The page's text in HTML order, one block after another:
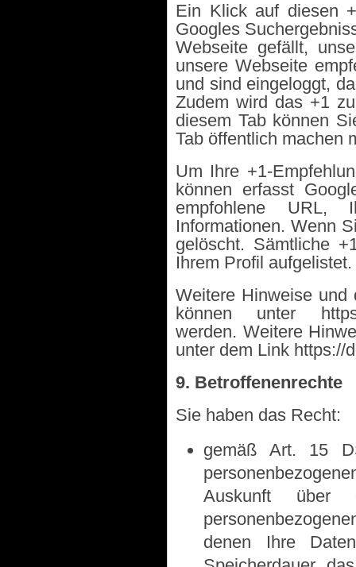
Ein Klick auf diesen
Googles
Webseite gefällt,
unsere Webseite
und sind eingeloggt,
Zudem wird das +1
diesem Tab können
Tab öffentlich machen
Um Ihre +1-
können erfasst
empfohlene URL,
Informationen. Wenn
gelöscht. Sämtliche
Ihrem Profil aufgelistet.
Weitere Hinweise und
können unter
werden. Weitere
unter dem Link https://
9. Betroffenenrechte
Sie haben das Recht:
gemäß Art. 15
Auskunft über
denen Ihre